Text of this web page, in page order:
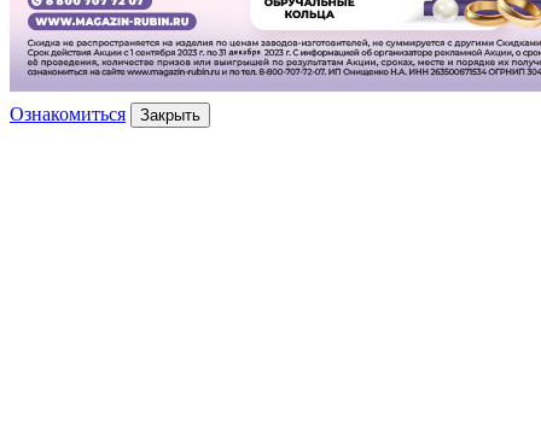
Ознакомиться Закрыть